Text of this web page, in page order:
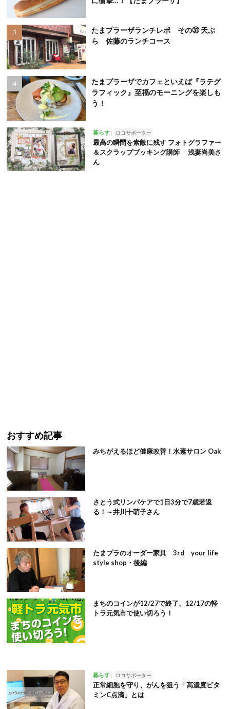
たまプラーザランチレポ その㉛ 天ぷ
ら 佐藤のランチコース
たまプラーザでカフェといえば『ラテグ
ラフィック』至福のモーニングを楽しも
う！
暮らす ロコサポーター
最高の瞬間を素敵に残す フォトグラファー
＆スクラップブッキング講師 浅妻尚美さ
ん
おすすめ記事
みちがえるほど健康改善！水素サロン Oak
さとう式リンパケアで1日3分で7歳若返
る！～井川十萌子さん
たまプラのオーダー家具 3rd your life
style shop・後編
まちのコインが12/27で終了。12/17の軽
トラ元気市で使い切ろう！
暮らす ロコサポーター
正常細胞を守り、がんを狙う「高濃度ビタ
ミンC点滴」とは